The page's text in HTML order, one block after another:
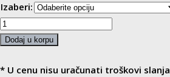
Izaberi:
Preponice
za
–
Dodaj u korpu
* U cenu nisu uračunati troškovi slanja